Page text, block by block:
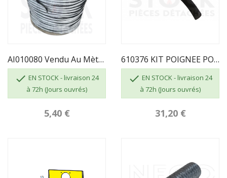
AI010080 Vendu Au Mètre - JOINT VITRE 7 X 3...
 EN STOCK - livraison 24
à 72h (Jours ouvrés)
5,40 €
610376 KIT POIGNEE POELE MODENA INVICTA
 EN STOCK - livraison 24
à 72h (Jours ouvrés)
31,20 €